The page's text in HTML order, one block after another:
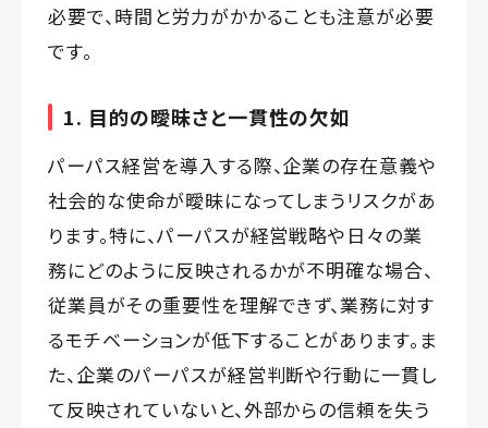
必要で、時間と労力がかかることも注意が必要
です。
1. 目的の曖昧さと一貫性の欠如
パーパス経営を導入する際、企業の存在意義や
社会的な使命が曖昧になってしまうリスクがあ
ります。特に、パーパスが経営戦略や日々の業
務にどのように反映されるかが不明確な場合、
従業員がその重要性を理解できず、業務に対す
るモチベーションが低下することがあります。ま
た、企業のパーパスが経営判断や行動に一貫し
て反映されていないと、外部からの信頼を失う